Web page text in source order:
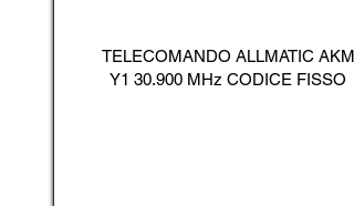
TELECOMANDO ALLMATIC AKM
Y1 30.900 MHz CODICE FISSO